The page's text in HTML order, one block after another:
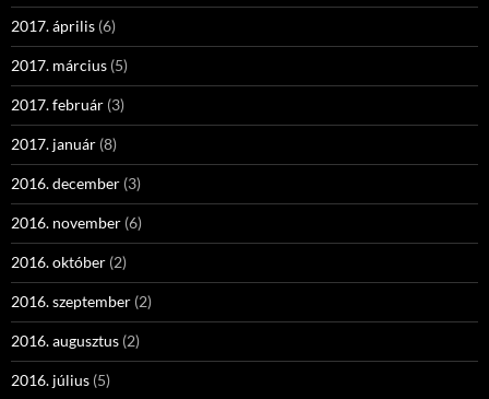
2017. április (6)
2017. március (5)
2017. február (3)
2017. január (8)
2016. december (3)
2016. november (6)
2016. október (2)
2016. szeptember (2)
2016. augusztus (2)
2016. július (5)